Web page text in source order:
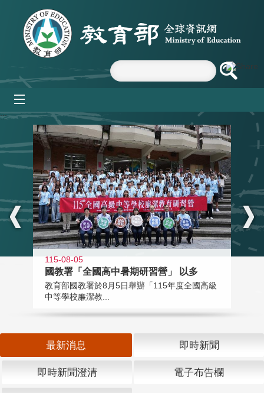
跳到主要內容區塊
:::
115-08-05
國教署「全國高中暑期研習營」 以多
教育部國教署於8月5日舉辦「115年度全國高級
中等學校廉潔教...
最新消息 即時新聞
即時新聞澄清 電子布告欄